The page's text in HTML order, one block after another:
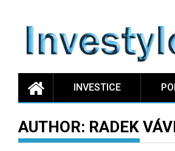
INVESTICE
AUTHOR: RADEK